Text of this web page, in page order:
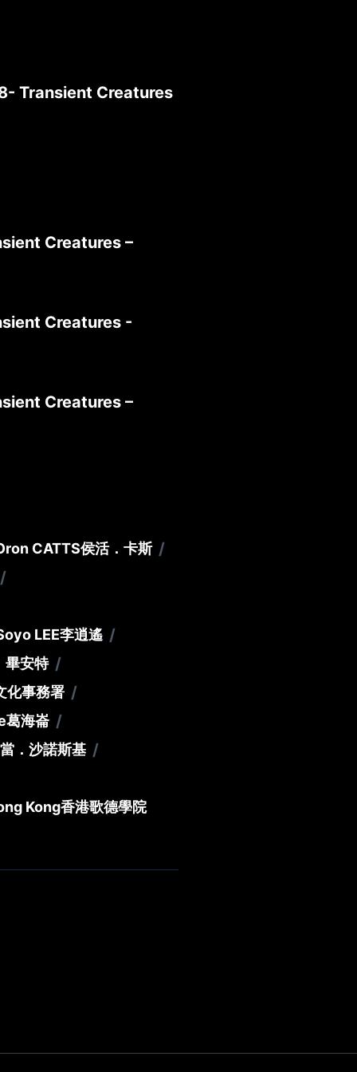
Transient Creatures
Creatures –
Creatures -
Creatures –
CATTS侯活．卡斯 /
/
LEE李逍遙 /
畢安特 /
化事務署 /
葛海崙 /
．沙諾斯基 /
Kong香港歌德學院